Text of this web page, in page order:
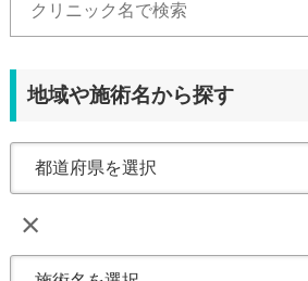
地域や施術名から探す
×